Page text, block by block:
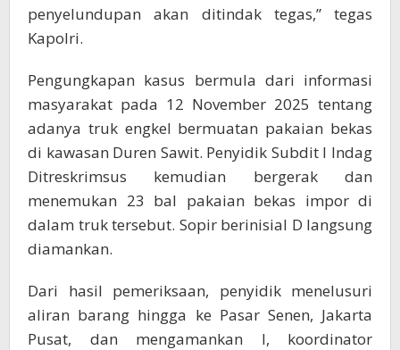
penyelundupan akan ditindak tegas,” tegas
Kapolri.
Pengungkapan kasus bermula dari informasi
masyarakat pada 12 November 2025 tentang
adanya truk engkel bermuatan pakaian bekas
di kawasan Duren Sawit. Penyidik Subdit I Indag
Ditreskrimsus kemudian bergerak dan
menemukan 23 bal pakaian bekas impor di
dalam truk tersebut. Sopir berinisial D langsung
diamankan.
Dari hasil pemeriksaan, penyidik menelusuri
aliran barang hingga ke Pasar Senen, Jakarta
Pusat, dan mengamankan I, koordinator